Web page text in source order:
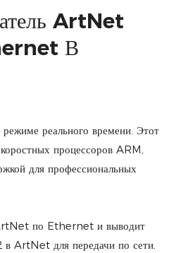
ArtNet
В
реального времени. Этот
процессоров ARM,
для профессиональных
по Ethernet и выводит
ArtNet для передачи по сети.